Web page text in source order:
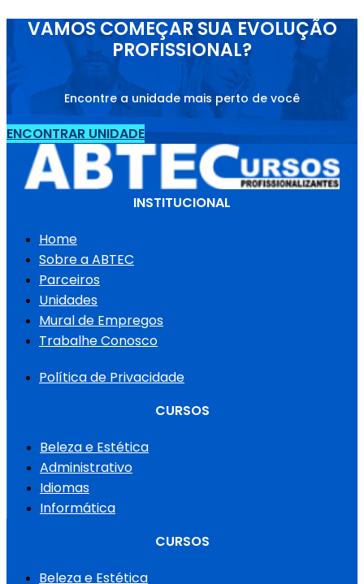
VAMOS COMEÇAR SUA EVOLUÇÃO
PROFISSIONAL?
Encontre a unidade mais perto de você
ENCONTRAR UNIDADE
INSTITUCIONAL
Home
Sobre a ABTEC
Parceiros
Unidades
Mural de Empregos
Trabalhe Conosco
Política de Privacidade
CURSOS
Beleza e Estética
Administrativo
Idiomas
Informática
CURSOS
Beleza e Estética